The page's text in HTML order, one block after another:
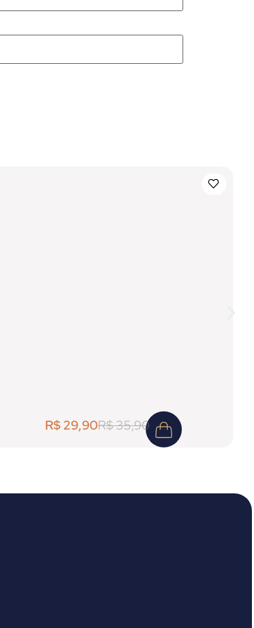
R$35,90
R$ 29,90